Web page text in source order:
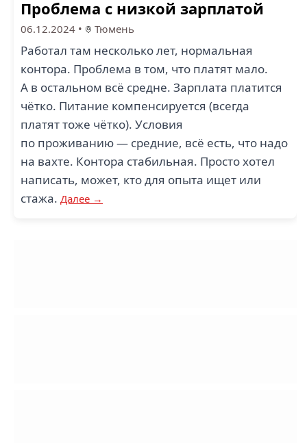
Проблема с низкой зарплатой
06.12.2024 • Тюмень
Работал там несколько лет, нормальная
контора. Проблема в том, что платят мало.
А в остальном всё средне. Зарплата платится
чётко. Питание компенсируется (всегда
платят тоже чётко). Условия
по проживанию — средние, всё есть, что надо
на вахте. Контора стабильная. Просто хотел
написать, может, кто для опыта ищет или
стажа. Далее →